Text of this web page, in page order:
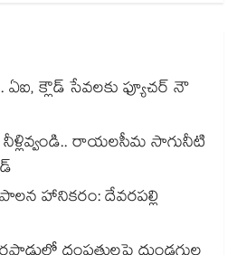
ఏఐ, క్లౌడ్ సేవలకు ఫ్యూచర్ నౌ
రాయలసీమ సాగునీటి
పాలన హానికరం: దేవరపల్లి